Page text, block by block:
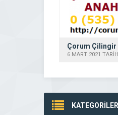
Çorum Çilingir
6 MART 2021
KATEGORİLER